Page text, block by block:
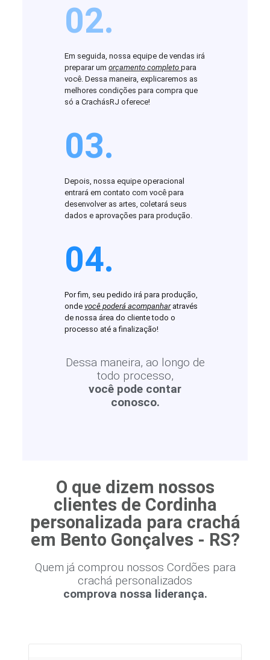
02.
Em seguida, nossa equipe de vendas irá
preparar umorçamento completopara
você. Dessa maneira, explicaremos as
melhores condições para compra que
só a CrachásRJ oferece!
03.
Depois, nossa equipe operacional
entrará em contato com você para
desenvolver as artes, coletará seus
dados e aprovações para produção.
04.
Por fim, seu pedido irá para produção,
ondevocê poderá acompanharatravés
de nossa área do cliente todo o
processo até a finalização!
Dessa maneira, ao longo de
todo processo,
você pode contar
conosco.
O que dizem nossos
clientes de Cordinha
personalizada para crachá
em Bento Gonçalves - RS?
Quem já comprou nossos Cordões para
crachá personalizados
comprova nossa liderança.